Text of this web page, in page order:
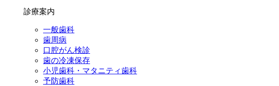
診療案内
一般歯科
歯周病
口腔がん検診
歯の冷凍保存
小児歯科・マタニティ歯科
予防歯科